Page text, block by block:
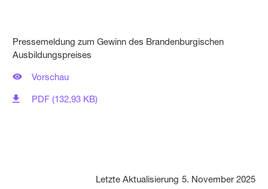
Pressemeldung zum Gewinn des Brandenburgischen
Ausbildungspreises
Vorschau
PDF (132,93 KB)
Letzte Aktualisierung 5. November 2025